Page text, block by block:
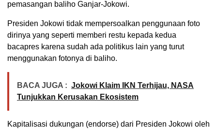
pemasangan baliho Ganjar-Jokowi.
Presiden Jokowi tidak mempersoalkan penggunaan foto
dirinya yang seperti memberi restu kepada kedua
bacapres karena sudah ada politikus lain yang turut
menggunakan fotonya di baliho.
BACA JUGA : Jokowi Klaim IKN Terhijau, NASA
Tunjukkan Kerusakan Ekosistem
Kapitalisasi dukungan (endorse) dari Presiden Jokowi oleh